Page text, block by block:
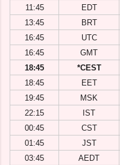
11:45
EDT
13:45
BRT
16:45
UTC
16:45
GMT
18:45
*CEST
18:45
EET
19:45
MSK
22:15
IST
00:45
CST
01:45
JST
03:45
AEDT